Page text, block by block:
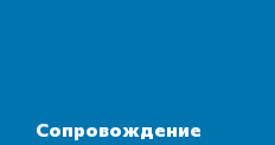
Сопровождение